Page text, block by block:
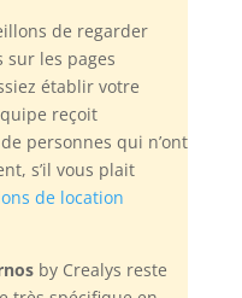
de regarder
les pages
établir votre
reçoit
personnes qui n’ont
s’il vous plait
de location
by Crealys reste